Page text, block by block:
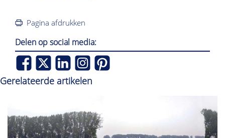
Pagina afdrukken
Delen op social media:
Gerelateerde artikelen